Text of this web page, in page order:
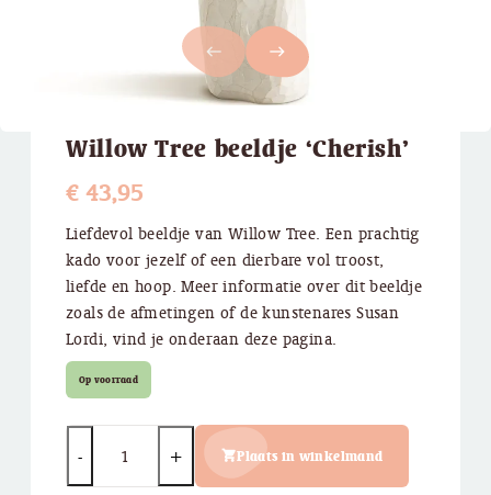
west east
Willow Tree beeldje ‘Cherish’
€43,95
Liefdevol beeldje van Willow Tree. Een prachtig
kado voor jezelf of een dierbare vol troost,
liefde en hoop. Meer informatie over dit beeldje
zoals de afmetingen of de kunstenares Susan
Lordi, vind je onderaan deze pagina.
Op voorraad
Plaats in winkelmand